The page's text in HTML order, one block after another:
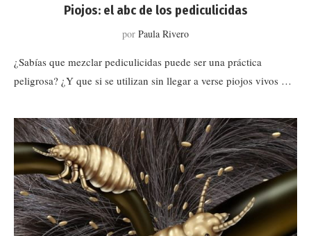
Piojos: el abc de los pediculicidas
por Paula Rivero
¿Sabías que mezclar pediculicidas puede ser una práctica
peligrosa? ¿Y que si se utilizan sin llegar a verse piojos vivos …